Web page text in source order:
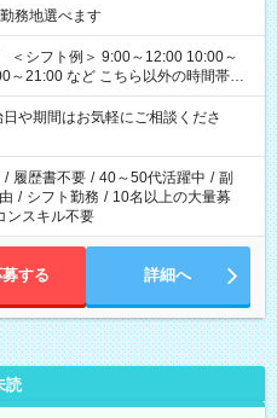
務地選べます
ちら以外の時間帯も
や期間はお気軽にご相談くださ
/ 履歴書不要 / 40～50代活躍中 / 副
/ シフト勤務 / 10名以上の大量募
ンスキル不要
募する 詳細へ
読